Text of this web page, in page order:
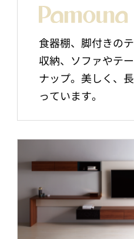
食器棚、脚付きの
収納、ソファやテ
ナップ。美しく、
っています。